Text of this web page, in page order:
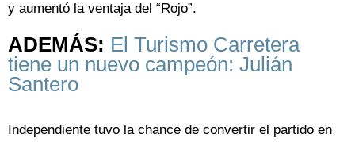
y aumentó la ventaja del “Rojo”.
ADEMÁS: El Turismo Carretera
tiene un nuevo campeón: Julián
Santero
Independiente tuvo la chance de convertir el partido en